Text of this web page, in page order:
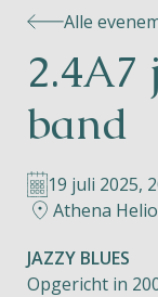
Alle
2.4A7
band
19 juli 2025,
Athena
JAZZY BLUES
Opgericht in